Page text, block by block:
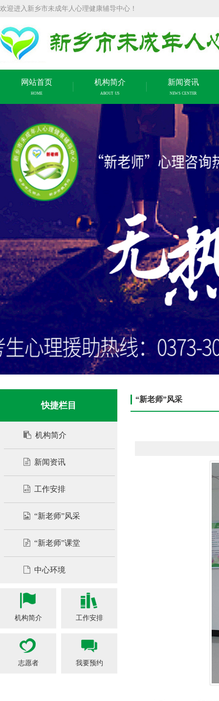
欢迎进入新乡市未成年人心理健康辅导中心！
网站首页
HOME
机构简介
ABOUT US
新闻资讯
NEWS CENTER
快捷栏目
机构简介
新闻资讯
工作安排
“新老师”风采
“新老师”课堂
中心环境
机构简介 工作安排
志愿者 我要预约
“新老师”风采